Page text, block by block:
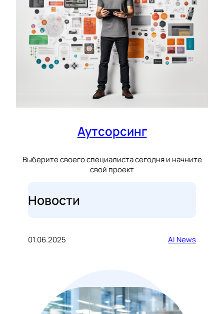
Аутсорсинг
Выберите своего специалиста сегодня и начните
свой проект
Новости
01.06.2025 AI News